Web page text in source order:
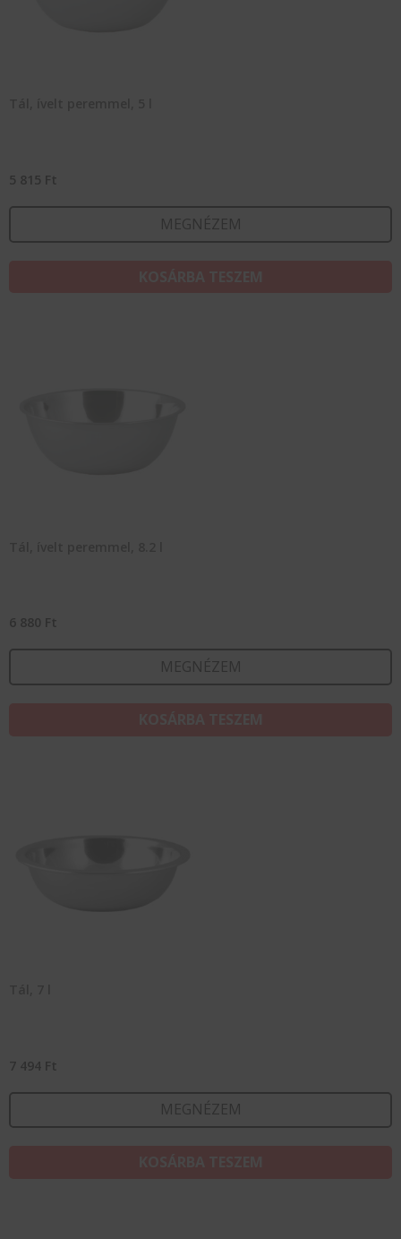
5 815 Ft
MEGNÉZEM
6 880 Ft
MEGNÉZEM
7 494 Ft
MEGNÉZEM